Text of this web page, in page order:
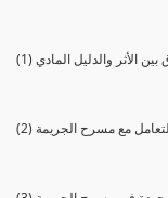
بين الأثر والدليل المادي
مع مسرح الجريمة